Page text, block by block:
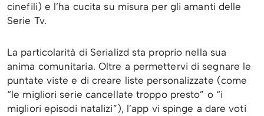
cinefili) e l’ha cucita su misura per gli amanti delle
Serie Tv.
La particolarità di Serializd sta proprio nella sua
anima comunitaria. Oltre a permettervi di segnare le
puntate viste e di creare liste personalizzate (come
“le migliori serie cancellate troppo presto” o “i
migliori episodi natalizi”), l’app vi spinge a dare voti